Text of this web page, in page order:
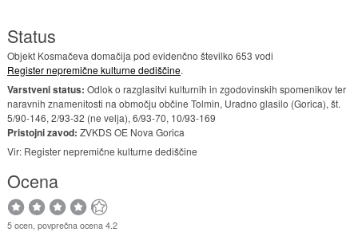
Status
Objekt Kosmačeva domačija pod evidenčno številko 653 vodi
Register nepremične kulturne dediščine.
Varstveni status: Odlok o razglasitvi kulturnih in zgodovinskih spomenikov ter
naravnih znamenitosti na območju občine Tolmin, Uradno glasilo (Gorica), št.
5/90-146, 2/93-32 (ne velja), 6/93-70, 10/93-169
Pristojni zavod: ZVKDS OE Nova Gorica
Vir: Register nepremične kulturne dediščine
Ocena
5 ocen, povprečna ocena 4.2